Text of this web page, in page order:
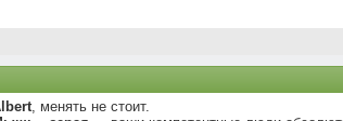
, менять не стоит.